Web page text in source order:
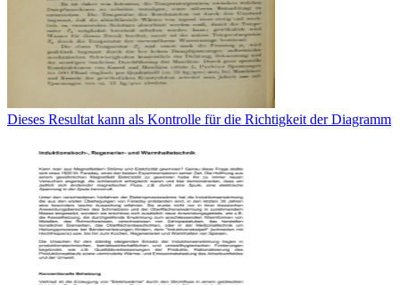
Dieses Resultat kann als Kontrolle für die Richtigkeit der Diagramm